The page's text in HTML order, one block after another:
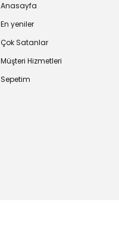
Anasayfa
En yeniler
Çok Satanlar
Müşteri Hizmetleri
Sepetim